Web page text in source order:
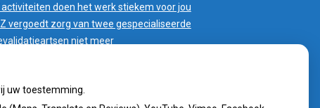
activiteiten doen het werk stiekem voor jou
vergoedt zorg van twee gespecialiseerde
niet meer
hulp zag dit weekend meer
uw toestemming.